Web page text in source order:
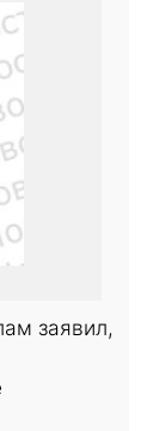
заявил,